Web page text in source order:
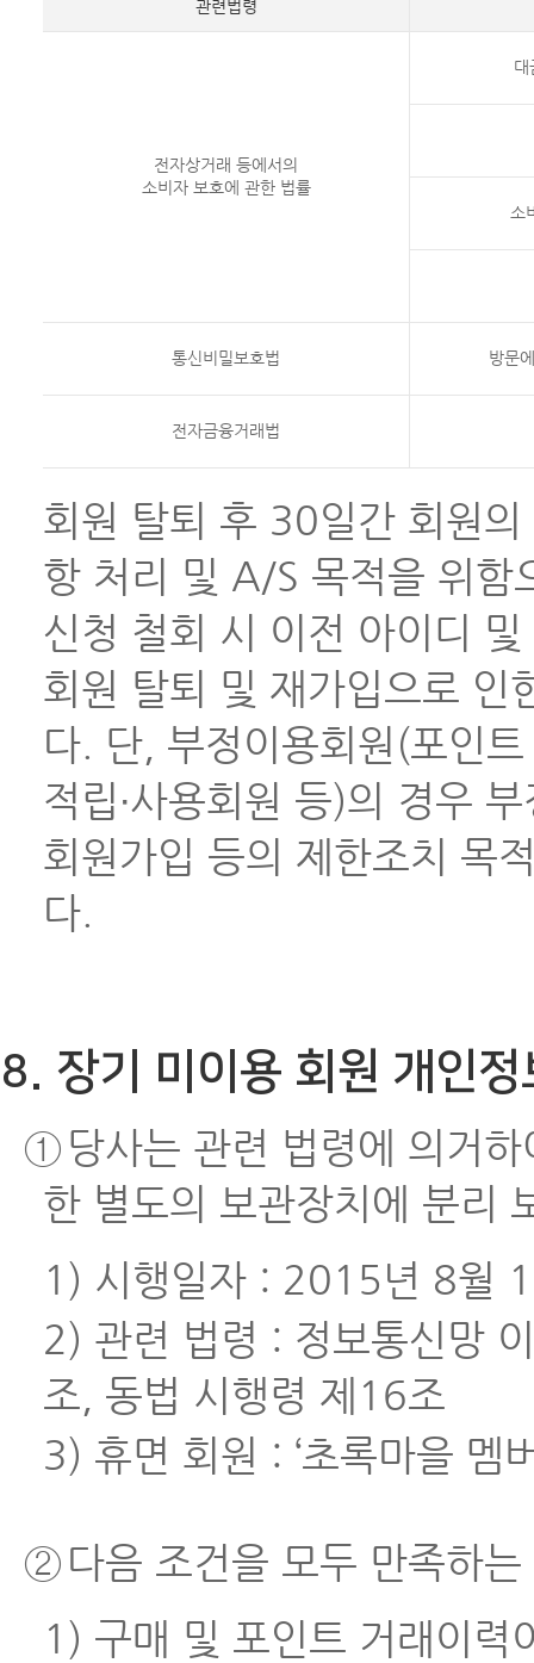
관련법령
전자상거래 등에서의
소비자 보호에 관한 법률
대
소
통신비밀보호법 방문
전자금융거래법
회원 탈퇴 후 30일간 회원
항 처리 및 A/S 목적을 위함
신청 철회 시 이전 아이디
회원 탈퇴 및 재가입으로 인
다. 단, 부정이용회원(포인
적립∙사용회원 등)의 경우
회원가입 등의 제한조치 목
다.
8. 장기 미이용 회원 개인
① 당사는 관련 법령에 의거
한 별도의 보관장치에 분리
1) 시행일자 : 2015년 8월
2) 관련 법령 : 정보통신망
조, 동법 시행령 제16조
3) 휴면 회원 : ‘초록마을 멤
② 다음 조건을 모두 만족하
1) 구매 및 포인트 거래이력